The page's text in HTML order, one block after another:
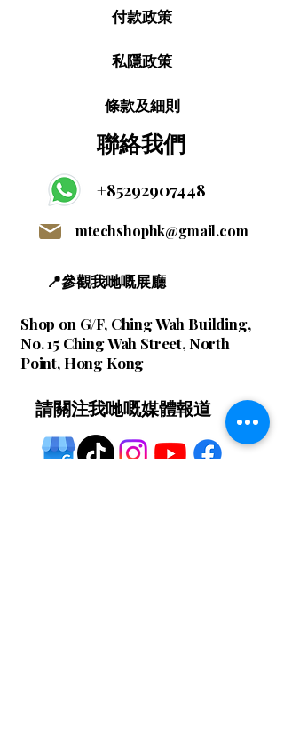
付款政策
私隱政策
條款及細則
聯絡我們
+85292907448
mtechshophk@gmail.com
📍參觀我哋嘅展廳
Shop on G/F, Ching Wah Building,
No. 15 Ching Wah Street, North
Point, Hong Kong
請關注我哋嘅媒體報道